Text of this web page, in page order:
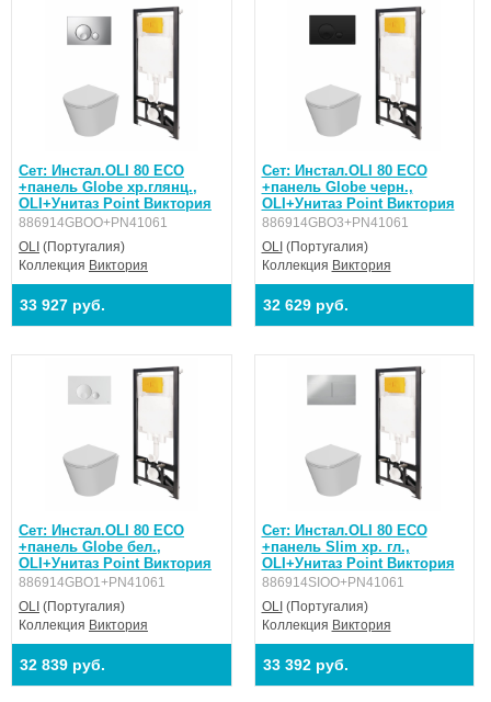
Сет: Инстал.OLI 80 ECO
+панель Globe хр.глянц.,
OLI+Унитаз Point Виктория
886914GBOO+PN41061
OLI (Португалия)
Коллекция Виктория
33 927 руб.
Сет: Инстал.OLI 80 ECO
+панель Globe черн.,
OLI+Унитаз Point Виктория
886914GBO3+PN41061
OLI (Португалия)
Коллекция Виктория
32 629 руб.
Сет: Инстал.OLI 80 ECO
+панель Globe бел.,
OLI+Унитаз Point Виктория
886914GBO1+PN41061
OLI (Португалия)
Коллекция Виктория
32 839 руб.
Сет: Инстал.OLI 80 ECO
+панель Slim хр. гл.,
OLI+Унитаз Point Виктория
886914SIOO+PN41061
OLI (Португалия)
Коллекция Виктория
33 392 руб.